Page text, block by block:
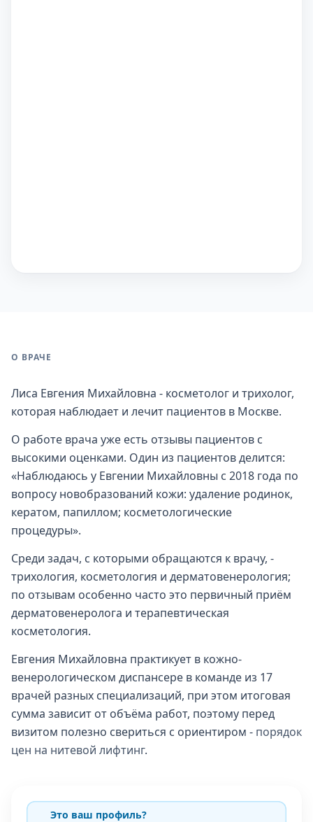
О ВРАЧЕ
Лиса Евгения Михайловна - косметолог и трихолог,
которая наблюдает и лечит пациентов в Москве.
О работе врача уже есть отзывы пациентов с
высокими оценками. Один из пациентов делится:
«Наблюдаюсь у Евгении Михайловны с 2018 года по
вопросу новобразований кожи: удаление родинок,
кератом, папиллом; косметологические
процедуры».
Среди задач, с которыми обращаются к врачу, -
трихология, косметология и дерматовенерология;
по отзывам особенно часто это первичный приём
дерматовенеролога и терапевтическая
косметология.
Евгения Михайловна практикует в кожно-
венерологическом диспансере в команде из 17
врачей разных специализаций, при этом итоговая
сумма зависит от объёма работ, поэтому перед
визитом полезно свериться с ориентиром - порядок
цен на нитевой лифтинг.
Это ваш профиль?